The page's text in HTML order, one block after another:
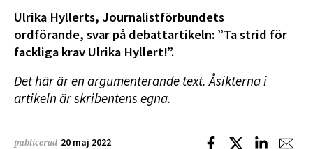
Ulrika Hyllerts, Journalistförbundets
ordförande, svar på debattartikeln: ”Ta strid för
fackliga krav Ulrika Hyllert!”.
Det här är en argumenterande text. Åsikterna i
artikeln är skribentens egna.
publicerad 20 maj 2022 Dela på Facebook
Dela på XDela på